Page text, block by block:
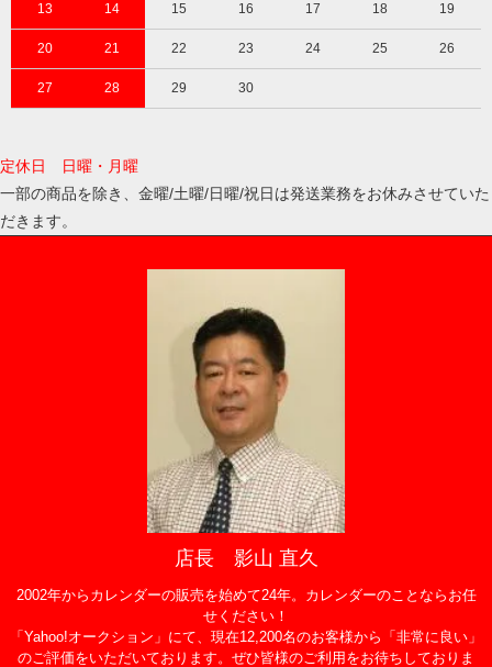
13 14 15 16 17 18 19
20 21 22 23 24 25 26
27 28 29 30
定休日 日曜・月曜
一部の商品を除き、金曜/土曜/日曜/祝日は発送業務をお休みさせていた
だきます。
店長 影山 直久
2002年からカレンダーの販売を始めて24年。カレンダーのことならお任
せください！
「Yahoo!オークション」にて、現在12,200名のお客様から「非常に良い」
のご評価をいただいております。ぜひ皆様のご利用をお待ちしておりま